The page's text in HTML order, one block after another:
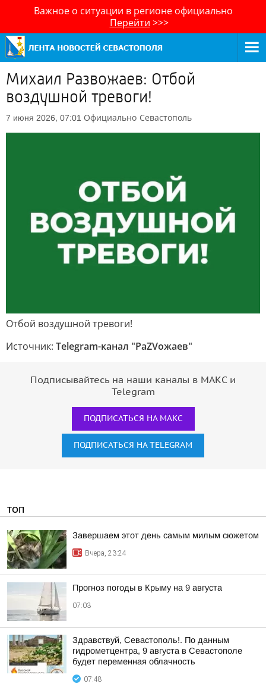
Важное о ситуации в регионе официально
Перейти >>>
Михаил Развожаев: Отбой
воздушной тревоги!
7 июня 2026, 07:01 Официально Севастополь
Отбой воздушной тревоги!
Источник: Telegram-канал "РаZVожаев"
Подписывайтесь на наши каналы в МАКС и
Telegram
ПОДПИСАТЬСЯ НА МАКС
ПОДПИСАТЬСЯ НА TELEGRAM
ТОП
Завершаем этот день самым милым сюжетом
Вчера, 23:24
Прогноз погоды в Крыму на 9 августа
07:03
Здравствуй, Севастополь!. По данным
гидрометцентра, 9 августа в Севастополе
будет переменная облачность
07:48